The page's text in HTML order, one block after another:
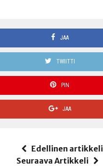
JAA
TWIITTI
PIN
JAA
Edellinen artikkeli
Seuraava Artikkeli